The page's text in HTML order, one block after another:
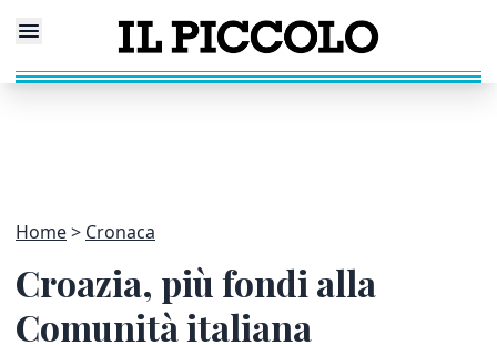
Home Cronaca
Croazia, più fondi alla
Comunità italiana